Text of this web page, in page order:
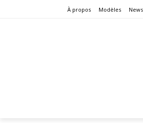
À propos Modèles